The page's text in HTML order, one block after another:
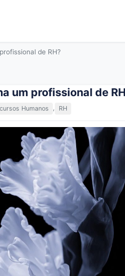
de RH?
um profissional de
Humanos , RH